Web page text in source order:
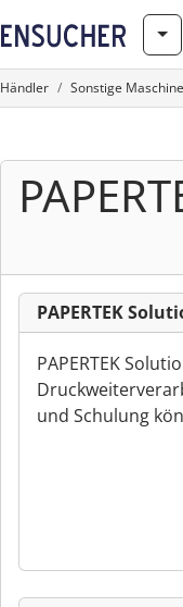
Händler Sonstige
PAPERTEK
PAPERTEK
und Schulung